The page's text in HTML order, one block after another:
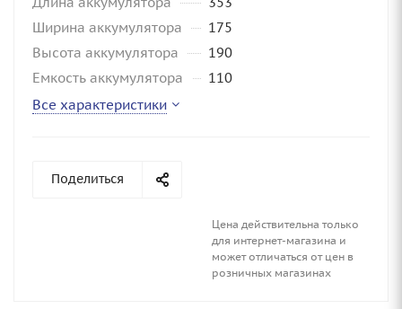
Ширина аккумулятора
175
Высота аккумулятора
190
Емкость аккумулятора
110
Все характеристики
Поделиться
Цена действительна только
для интернет-магазина и
может отличаться от цен в
розничных магазинах